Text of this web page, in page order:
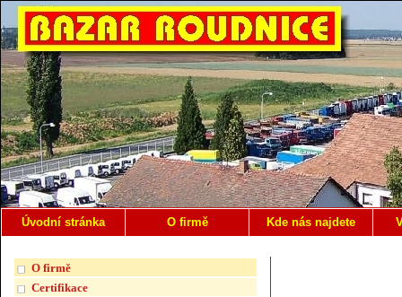
Úvodní stránka O firmě Kde nás najdete
O firmě
Certifikace